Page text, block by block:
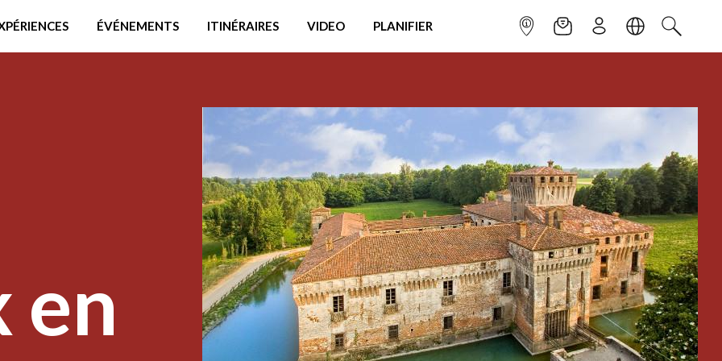
ÉVÉNEMENTS ITINÉRAIRES VIDEO PLANIFIER POINT INFONEWSLETTER
S'INSCRIRELANGUE
en